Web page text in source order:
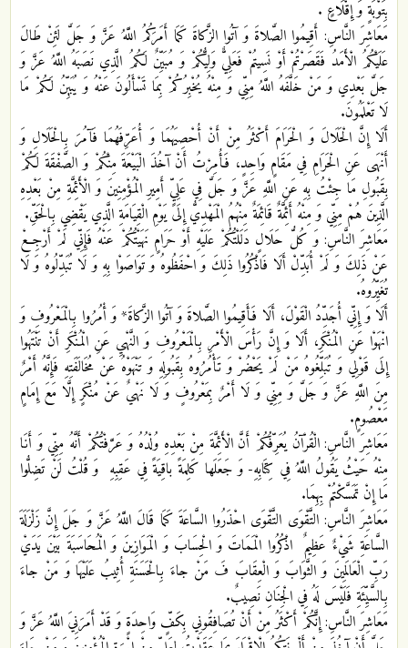
بِتَوْبَةٍ وَ إِقْلَاعٍ‏ .
مَعَاشِرَ النَّاسِ: أَقِيمُوا الصَّلاةَ وَ آتُوا الزَّكاةَ كَمَا أَمَرَكُمُ اللَّهُ عَزَّ وَ جَلَّ لَئِنْ طَالَ
عَلَيْكُمُ الْأَمَدُ فَقَصَرْتُمْ أَوْ نَسِيتُمْ فَعَلِيٌّ وَلِيُّكُمْ وَ مُبَيِّنٌ لَكُمُ الَّذِي نَصَبَهُ اللَّهُ عَزَّ وَ
جَلَّ بَعْدِي وَ مَنْ خَلَّفَهُ اللَّهُ مِنِّي وَ مِنْهُ يُخْبِرُكُمْ بِمَا تَسْأَلُونَ عَنْهُ وَ يُبَيِّنُ لَكُمْ مَا
لَا تَعْلَمُونَ.
أَلَا إِنَّ الْحَلَالَ وَ الْحَرَامَ أَكْثَرُ مِنْ أَنْ أُحْصِيَهُمَا وَ أُعَرِّفَهُمَا فَآمُرَ بِالْحَلَالِ وَ
أَنْهَى عَنِ الْحَرَامِ فِي مَقَامٍ وَاحِدٍ، فَأُمِرْتُ أَنْ آخُذَ الْبَيْعَةَ مِنْكُمْ وَ الصَّفْقَةَ لَكُمْ
بِقَبُولِ مَا جِئْتُ بِهِ عَنِ اللَّهِ عَزَّ وَ جَلَّ فِي عَلِيٍّ أَمِيرِ الْمُؤْمِنِينَ وَ الْأَئِمَّةِ مِنْ بَعْدِهِ
الَّذِينَ هُمْ مِنِّي وَ مِنْهُ أَئِمَّةٌ قَائِمَةٌ مِنْهُمُ الْمَهْدِيُّ إِلَى يَوْمِ الْقِيَامَةِ الَّذِي يَقْضِي بِالْحَقِّ.
مَعَاشِرَ النَّاسِ: وَ كُلُّ حَلَالٍ دَلَلْتُكُمْ عَلَيْهِ أَوْ حَرَامٍ نَهَيْتُكُمْ عَنْهُ فَإِنِّي لَمْ أَرْجِعْ
عَنْ ذَلِكَ وَ لَمْ أُبَدِّلْ أَلَا فَاذْكُرُوا ذَلِكَ وَ احْفَظُوهُ وَ تَوَاصَوْا بِهِ وَ لَا تُبَدِّلُوهُ وَ لَا
تُغَيِّرُوهُ.
أَلَا وَ إِنِّي أُجَدِّدُ الْقَوْلَ، أَلَا فَأَقِيمُوا الصَّلاةَ وَ آتُوا الزَّكاةَ* وَ أْمُرُوا بِالْمَعْرُوفِ وَ
انْهَوْا عَنِ الْمُنْكَرِ، أَلَا وَ إِنَّ رَأْسَ الْأَمْرِ بِالْمَعْرُوفِ وَ النَّهْيِ عَنِ الْمُنْكَرِ أَنْ تَنْتَهُوا
إِلَى قَوْلِي وَ تُبَلِّغُوهُ مَنْ لَمْ يَحْضُرْ وَ تَأْمُرُوهُ بِقَبُولِهِ وَ تَنْهَوْهُ عَنْ مُخَالَفَتِهِ فَإِنَّهُ أَمْرٌ
مِنَ اللَّهِ عَزَّ وَ جَلَّ وَ مِنِّي وَ لَا أَمْرٌ بِمَعْرُوفٍ وَ لَا نَهْيٌ عَنْ مُنْكَرٍ إِلَّا مَعَ إِمَامٍ
مَعْصُومٍ.
مَعَاشِرَ النَّاسِ: الْقُرْآنُ يُعَرِّفُكُمْ أَنَّ الْأَئِمَّةَ مِنْ بَعْدِهِ وُلْدُهُ وَ عَرَّفْتُكُمْ أَنَّهُ مِنِّي وَ أَنَا
مِنْهُ حَيْثُ يَقُولُ اللَّهُ فِي كِتَابِهِ- وَ جَعَلَها كَلِمَةً باقِيَةً فِي عَقِبِهِ‏ وَ قُلْتُ لَنْ تَضِلُّوا
مَا إِنْ تَمَسَّكْتُمْ بِهِمَا.
مَعَاشِرَ النَّاسِ: التَّقْوَى التَّقْوَى احْذَرُوا السَّاعَةَ كَمَا قَالَ اللَّهُ عَزَّ وَ جَلَ‏ إِنَّ زَلْزَلَةَ
السَّاعَةِ شَيْ‏ءٌ عَظِيمٌ‏ اذْكُرُوا الْمَمَاتَ وَ الْحِسَابَ وَ الْمَوَازِينَ وَ الْمُحَاسَبَةَ بَيْنَ يَدَيْ
رَبِّ الْعَالَمِينَ وَ الثَّوَابَ وَ الْعِقَابَ فَ مَنْ جاءَ بِالْحَسَنَةِ أُثِيبُ عَلَيْهَا وَ مَنْ جاءَ
بِالسَّيِّئَةِ فَلَيْسَ لَهُ فِي الْجِنَانِ نَصِيبٌ.
مَعَاشِرَ النَّاسِ: إِنَّكُمْ أَكْثَرُ مِنْ أَنْ تُصَافِقُونِي بِكَفٍّ وَاحِدَةٍ وَ قَدْ أَمَرَنِيَ اللَّهُ عَزَّ وَ